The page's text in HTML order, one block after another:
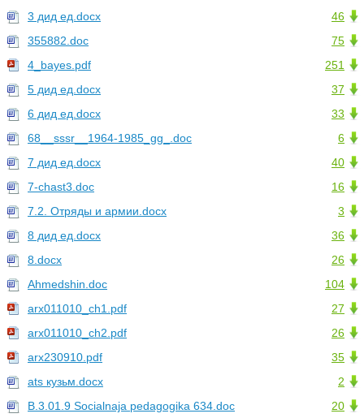
46
3 дид ед.docx
75
355882.doc
251
4_bayes.pdf
37
5 дид ед.docx
33
6 дид ед.docx
6
68__sssr__1964-1985_gg_.doc
40
7 дид ед.docx
16
7-chast3.doc
3
7.2. Отряды и армии.docx
36
8 дид ед.docx
26
8.docx
104
Ahmedshin.doc
27
arx011010_ch1.pdf
26
arx011010_ch2.pdf
35
arx230910.pdf
2
ats кузьм.docx
20
B.3.01.9 Socialnaja pedagogika 634.doc